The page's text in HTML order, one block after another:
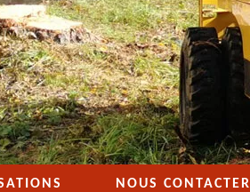
NOUS CONTACTER